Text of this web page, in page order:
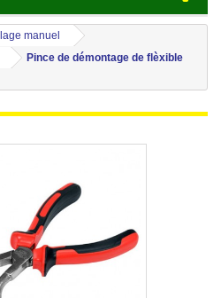
manuel
Pince de démontage de flèxible